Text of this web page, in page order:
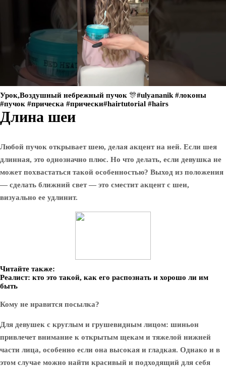
Урок,Воздушный небрежный пучок 🎊#ulyananik #локоны
#пучок #прическа #прически#hairtutorial #hairs
Длина шеи
Любой пучок открывает шею, делая акцент на ней. Если шея
длинная, это однозначно плюс. Но что делать, если девушка не
может похвастаться такой особенностью? Выход из положения
— сделать ближний свет — это сместит акцент с шеи,
визуально ее удлинит.
Читайте также:
Реалист: кто это такой, как его распознать и хорошо ли им
быть
Кому не нравится посылка?
Для девушек с круглым и грушевидным лицом: шиньон
привлечет внимание к открытым щекам и тяжелой нижней
части лица, особенно если она высокая и гладкая. Однако и в
этом случае можно найти красивый и подходящий для себя